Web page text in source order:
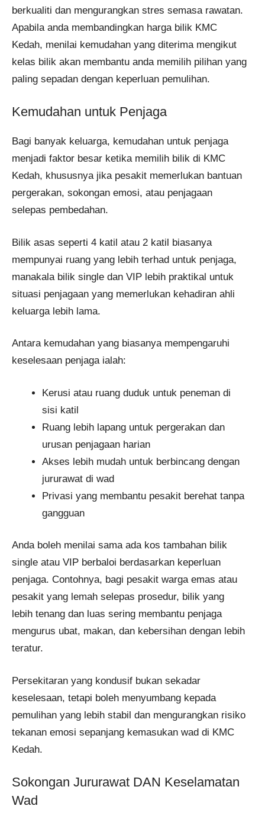
berkualiti dan mengurangkan stres semasa rawatan.
Apabila anda membandingkan harga bilik KMC
Kedah, menilai kemudahan yang diterima mengikut
kelas bilik akan membantu anda memilih pilihan yang
paling sepadan dengan keperluan pemulihan.
Kemudahan untuk Penjaga
Bagi banyak keluarga, kemudahan untuk penjaga
menjadi faktor besar ketika memilih bilik di KMC
Kedah, khususnya jika pesakit memerlukan bantuan
pergerakan, sokongan emosi, atau penjagaan
selepas pembedahan.
Bilik asas seperti 4 katil atau 2 katil biasanya
mempunyai ruang yang lebih terhad untuk penjaga,
manakala bilik single dan VIP lebih praktikal untuk
situasi penjagaan yang memerlukan kehadiran ahli
keluarga lebih lama.
Antara kemudahan yang biasanya mempengaruhi
keselesaan penjaga ialah:
Kerusi atau ruang duduk untuk peneman di
sisi katil
Ruang lebih lapang untuk pergerakan dan
urusan penjagaan harian
Akses lebih mudah untuk berbincang dengan
jururawat di wad
Privasi yang membantu pesakit berehat tanpa
gangguan
Anda boleh menilai sama ada kos tambahan bilik
single atau VIP berbaloi berdasarkan keperluan
penjaga. Contohnya, bagi pesakit warga emas atau
pesakit yang lemah selepas prosedur, bilik yang
lebih tenang dan luas sering membantu penjaga
mengurus ubat, makan, dan kebersihan dengan lebih
teratur.
Persekitaran yang kondusif bukan sekadar
keselesaan, tetapi boleh menyumbang kepada
pemulihan yang lebih stabil dan mengurangkan risiko
tekanan emosi sepanjang kemasukan wad di KMC
Kedah.
Sokongan Jururawat DAN Keselamatan
Wad